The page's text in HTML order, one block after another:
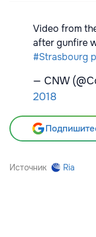
Video from
after gunfire
#Strasbourg
— CNW
2018
Источник Ria